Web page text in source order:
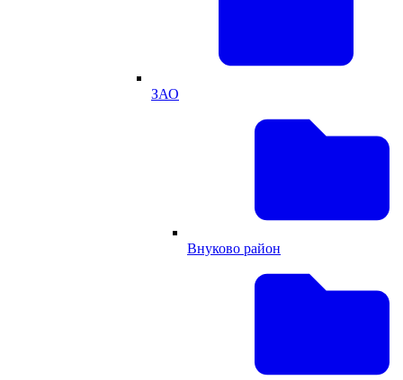
ЗАО
Внуково район